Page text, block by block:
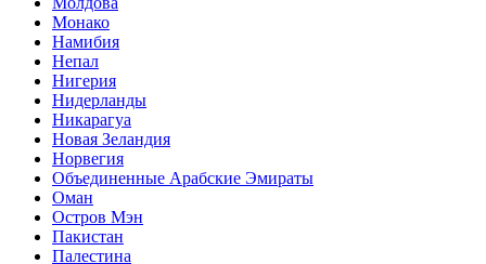
Монако
Намибия
Непал
Нигерия
Нидерланды
Никарагуа
Новая Зеландия
Норвегия
Объединенные Арабские Эмираты
Оман
Остров Мэн
Пакистан
Палестина